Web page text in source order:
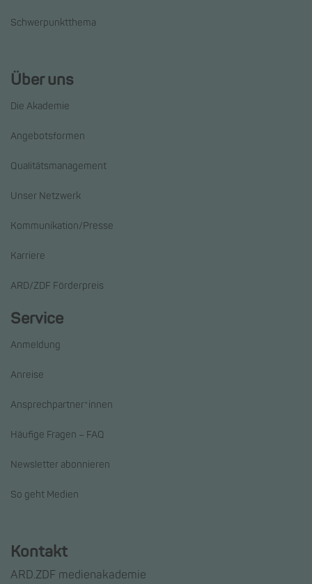
Schwerpunktthema
Über uns
Die Akademie
Angebotsformen
Qualitätsmanagement
Unser Netzwerk
Kommunikation/Presse
Karriere
ARD/ZDF Förderpreis
Service
Anmeldung
Anreise
Ansprechpartner*innen
Häufige Fragen – FAQ
Newsletter abonnieren
So geht Medien
Kontakt
ARD.ZDF medienakademie